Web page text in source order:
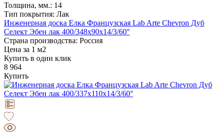
Толщина, мм.: 14
Тип покрытия: Лак
Инженерная доска Елка Французская Lab Arte Chevron Дуб
Селект Эбен лак 400/348х90х14/3/60°
Страна производства: Россия
Цена за 1 м2
Купить в один клик
8 964
Купить